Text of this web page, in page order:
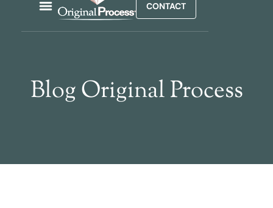
CONTACT
Blog Original Process